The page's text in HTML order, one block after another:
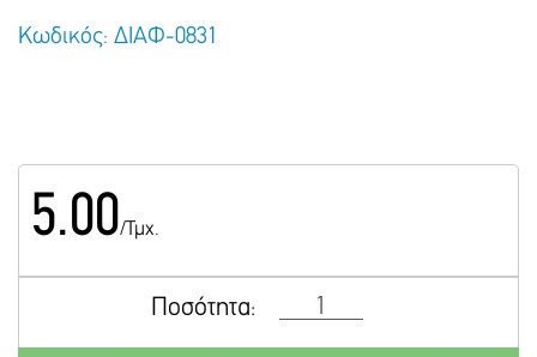
Κωδικός: ΔΙΑΦ-0831
5.00/Τμχ.
Ποσότητα: